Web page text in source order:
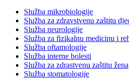
Služba mikrobiologije
Služba za zdravstvenu zaštitu
Služba neurologije
Služba za fizikalnu medicinu i
Služba oftamologije
Služba interne bolesti
Služba za zdrastvenu zaštitu žena
Služba stomatologije